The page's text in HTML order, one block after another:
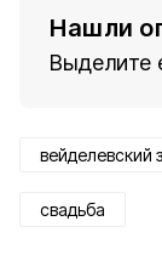
Нашли
Выделите
вейделевский
свадьба